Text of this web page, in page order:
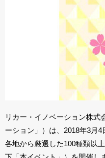
リカー・イノベーション株
ーション」）は、2018年3月
各地から厳選した100種類以